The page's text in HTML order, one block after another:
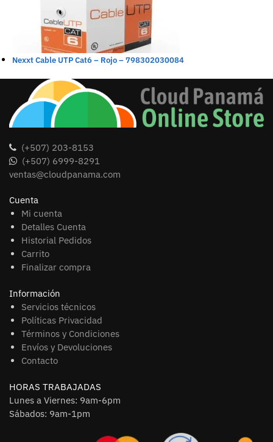
Nexxt Cable UTP Cat6 – Rojo – 798302030084
(+507) 203-8153
(+507) 6999-8291
ventas@cloudpanama.com
Cuenta
Mi cuenta
Detalles Cuenta
Historial Pedidos
Carrito
Finalizar compra
Información
Servicios técnicos
Políticas Privacidad
Términos y Condiciones
Envíos y Devoluciones
Contacto
HORAS TRABAJADAS
Lunes a Viernes: 9am-6pm
Sábados: 9am-1pm